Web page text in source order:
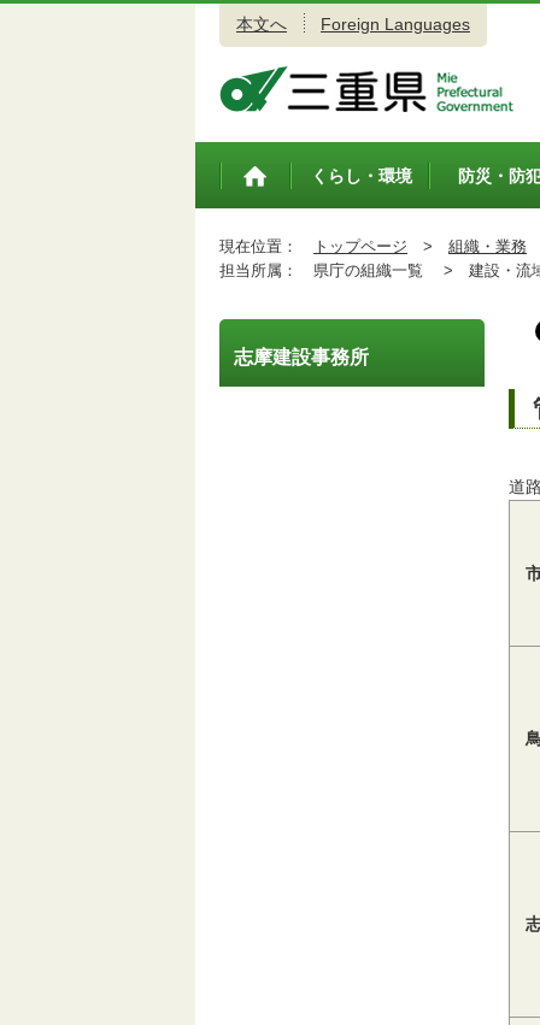
本文へ Foreign Languages
トップペ
くらし・環境 防災・防
現在位置： トップページ > 組織・業務
担当所属：
県庁の組織一覧 > 建設・流
道
志摩建設事務所